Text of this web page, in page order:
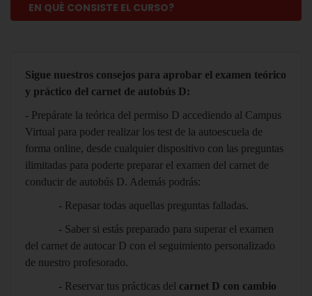
EN QUÈ CONSISTE EL CURSO?
Sigue nuestros consejos para aprobar el examen teórico
y práctico del carnet de autobús D:
- Prepárate la teórica del permiso D accediendo al Campus
Virtual para poder realizar los test de la autoescuela de
forma online, desde cualquier dispositivo con las preguntas
ilimitadas para poderte preparar el examen del carnet de
conducir de autobús D. Además podrás:
- Repasar todas aquellas preguntas falladas.
- Saber si estás preparado para superar el examen
del carnet de autocar D con el seguimiento personalizado
de nuestro profesorado.
- Reservar tus prácticas del carnet D con cambio